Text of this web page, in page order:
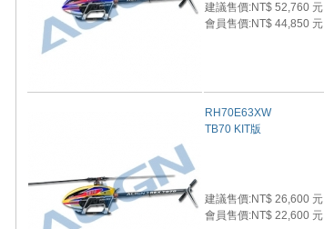
建議售價:NT$ 52,760 元
會員售價:NT$ 44,850 元
RH70E63XW
TB70 KIT版
建議售價:NT$ 26,600 元
會員售價:NT$ 22,600 元